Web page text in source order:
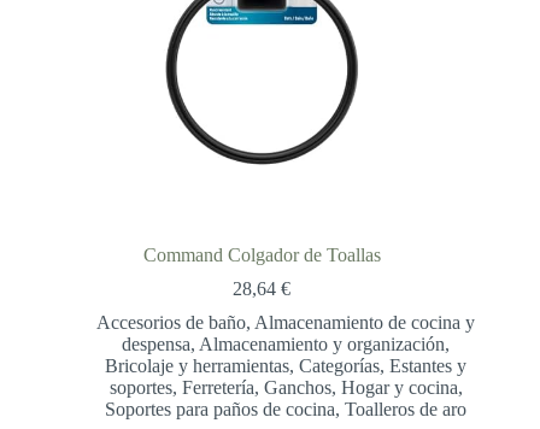
Command Colgador de Toallas
28,64€
Accesorios de baño, Almacenamiento de cocina y
despensa, Almacenamiento y organización,
Bricolaje y herramientas,Categorías,Estantes y
soportes, Ferretería, Ganchos, Hogar y cocina,
Soportes para paños de cocina,Toalleros de aro